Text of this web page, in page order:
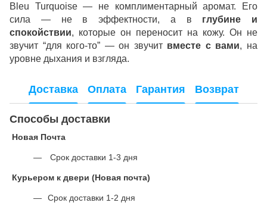
Bleu Turquoise — не комплиментарный аромат. Его
сила — не в эффектности, а в глубине и
спокойствии, которые он переносит на кожу. Он не
звучит “для кого-то” — он звучит вместе с вами, на
уровне дыхания и взгляда.
Доставка Оплата Гарантия Возврат
Способы доставки
Новая Почта
Срок доставки 1-3 дня
Курьером к двери (Новая почта)
Срок доставки 1-2 дня